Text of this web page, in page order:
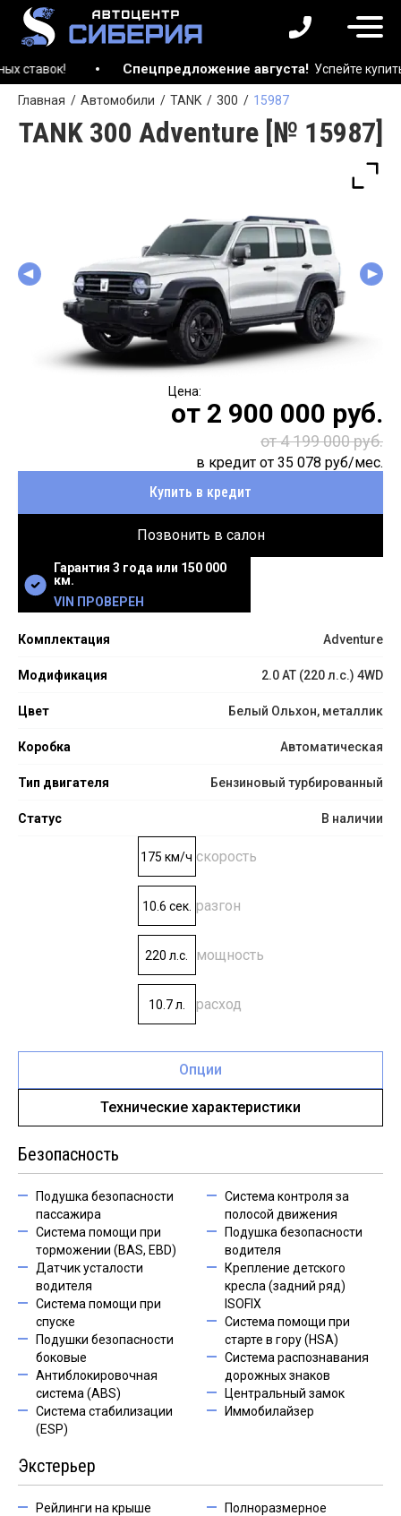
Спецпредложение августа! Успейте купить
Главная Автомобили TANK 300 15987
TANK 300 Adventure [№ 15987]
Гарантия 3 года или 150 000
км.
VIN ПРОВЕРЕН
Комплектация Adventure
Модификация 2.0 AT (220 л.с.) 4WD
Цвет Белый Ольхон, металлик
Коробка Автоматическая
Тип двигателя Бензиновый турбированный
Статус В наличии
175 км/ч скорость
10.6 сек. разгон
220 л.с. мощность
10.7 л. расход
от 2 900 000 руб.
от 4 199 000 руб.
в кредит от 35 078 руб/мес.
Купить в кредит
Позвонить в салон
Опции
Технические характеристики
Безопасность
Подушка безопасности
пассажира
Система помощи при
торможении (BAS, EBD)
Датчик усталости
водителя
Система помощи при
спуске
Подушки безопасности
боковые
Антиблокировочная
система (ABS)
Система стабилизации
(ESP)
Система контроля за
полосой движения
Подушка безопасности
водителя
Крепление детского
кресла (задний ряд)
ISOFIX
Система помощи при
старте в гору (HSA)
Система распознавания
дорожных знаков
Центральный замок
Иммобилайзер
Экстерьер
Рейлинги на крыше
Полноразмерное